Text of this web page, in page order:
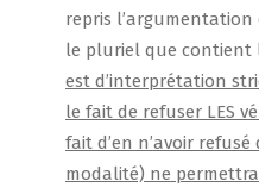
repris
le pluriel que contient
est d’interprétation
le fait de refuser LES
fait d’en n’avoir
modalité) ne